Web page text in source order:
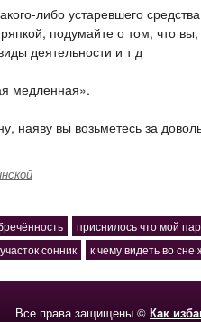
либо устаревшего
подумайте о том, что
деятельности и т д
медленная».
наяву вы возьметесь за
приснилось что мой
сонник к чему видеть во
Все права защищены © Как